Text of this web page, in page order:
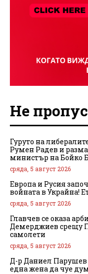
Не
Гуруто на
Румен Радев и
министър на Бойко
сряда, 5 август 2026
Европа и Русия
войната в Украйна!
сряда, 5 август 2026
Главчев се оказа
Демерджиев срещу
самолети
сряда, 5 август 2026
Д-р Даниел Парушев
една жена да чуе